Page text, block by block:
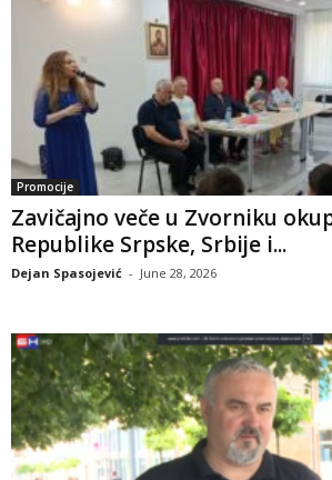
Promocije
Zavičajno veče u Zvorniku
Republike Srpske, Srbije i...
Dejan Spasojević - June 28, 2026